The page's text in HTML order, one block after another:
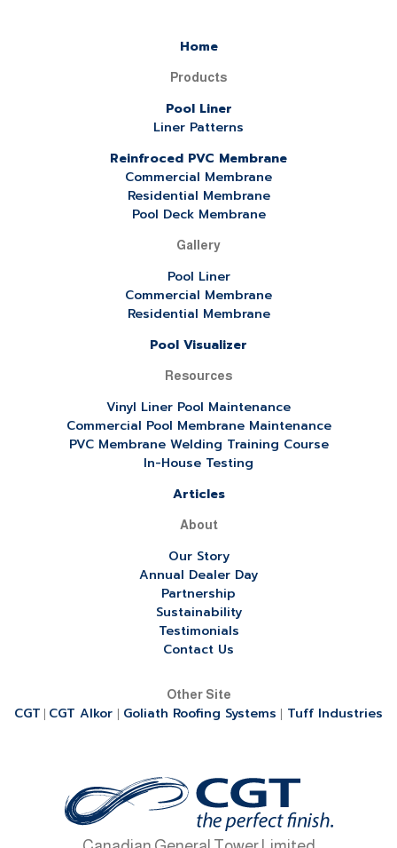
Home
Products
Pool Liner
Liner Patterns
Reinfroced PVC Membrane
Commercial Membrane
Residential Membrane
Pool Deck Membrane
Gallery
Pool Liner
Commercial Membrane
Residential Membrane
Pool Visualizer
Resources
Vinyl Liner Pool Maintenance
Commercial Pool Membrane Maintenance
PVC Membrane Welding Training Course
In-House Testing
Articles
About
Our Story
Annual Dealer Day
Partnership
Sustainability
Testimonials
Contact Us
Other Site
CGT CGT Alkor Goliath Roofing Systems Tuff Industries